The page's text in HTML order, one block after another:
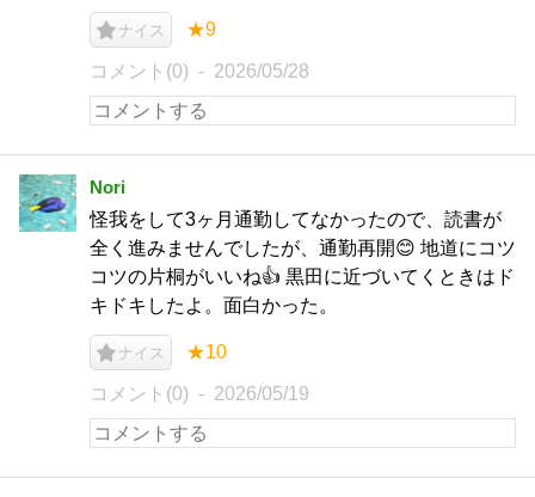
ナイス ★9
コメント(0) 2026/05/28
Nori
怪我をして3ヶ月通勤してなかったので、読書が
全く進みませんでしたが、通勤再開😊 地道にコツ
コツの片桐がいいね👍️ 黒田に近づいてくときはド
キドキしたよ。面白かった。
ナイス ★10
コメント(0) 2026/05/19